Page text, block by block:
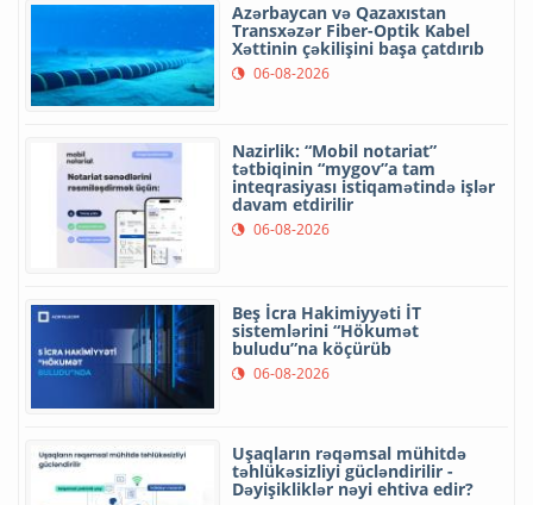
Azərbaycan və Qazaxıstan
Transxəzər Fiber-Optik Kabel
Xəttinin çəkilişini başa çatdırıb
06-08-2026
Nazirlik: “Mobil notariat”
tətbiqinin “mygov”a tam
inteqrasiyası istiqamətində işlər
davam etdirilir
06-08-2026
Beş İcra Hakimiyyəti İT
sistemlərini “Hökumət
buludu”na köçürüb
06-08-2026
Uşaqların rəqəmsal mühitdə
təhlükəsizliyi gücləndirilir -
Dəyişikliklər nəyi ehtiva edir?